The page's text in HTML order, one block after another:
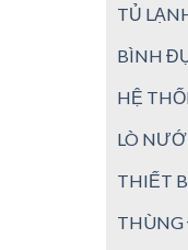
TỦ
BÌNH
HỆ
LÒ
THIẾT
THÙNG